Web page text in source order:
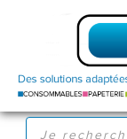
RECHERCHE